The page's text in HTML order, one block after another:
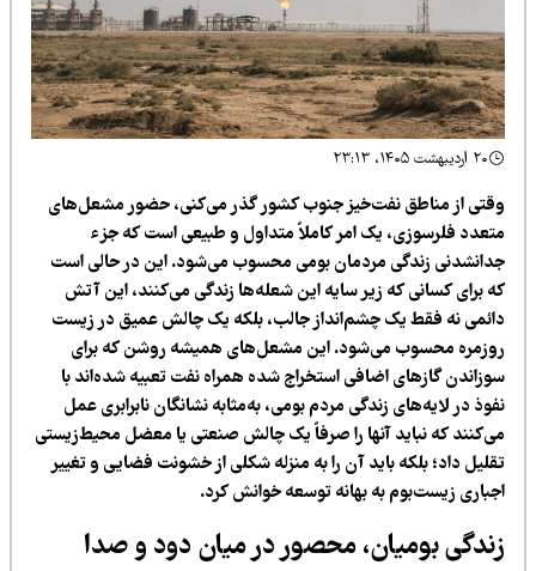
از مناطق نفت‌خیز جنوب کشور گذر می‌کنی، حضور مشعل‌های
فلرسوزی، یک امر کاملاً متداول و طبیعی است که جزء
زندگی مردمان بومی محسوب می‌شود. این در حالی است
برای کسانی که زیر سایه این شعله‌ها زندگی می‌کنند، این آتش
نه فقط یک چشم‌انداز جالب، بلکه یک چالش عمیق در زیست
محسوب می‌شود. این مشعل‌های همیشه روشن که برای
گازهای اضافی استخراج شده همراه نفت تعبیه شده‌اند با
در لایه‌های زندگی مردم بومی، به‌مثابه نشانگان نابرابری عمل
که نباید آنها را صرفاً یک چالش صنعتی یا معضل محیط‌زیستی
داد؛ بلکه باید آن را به منزله شکلی از خشونت فضایی و تغییر
زیست‌بوم به بهانه توسعه خوانش کرد.
بومیان، محصور در میان دود و صدا